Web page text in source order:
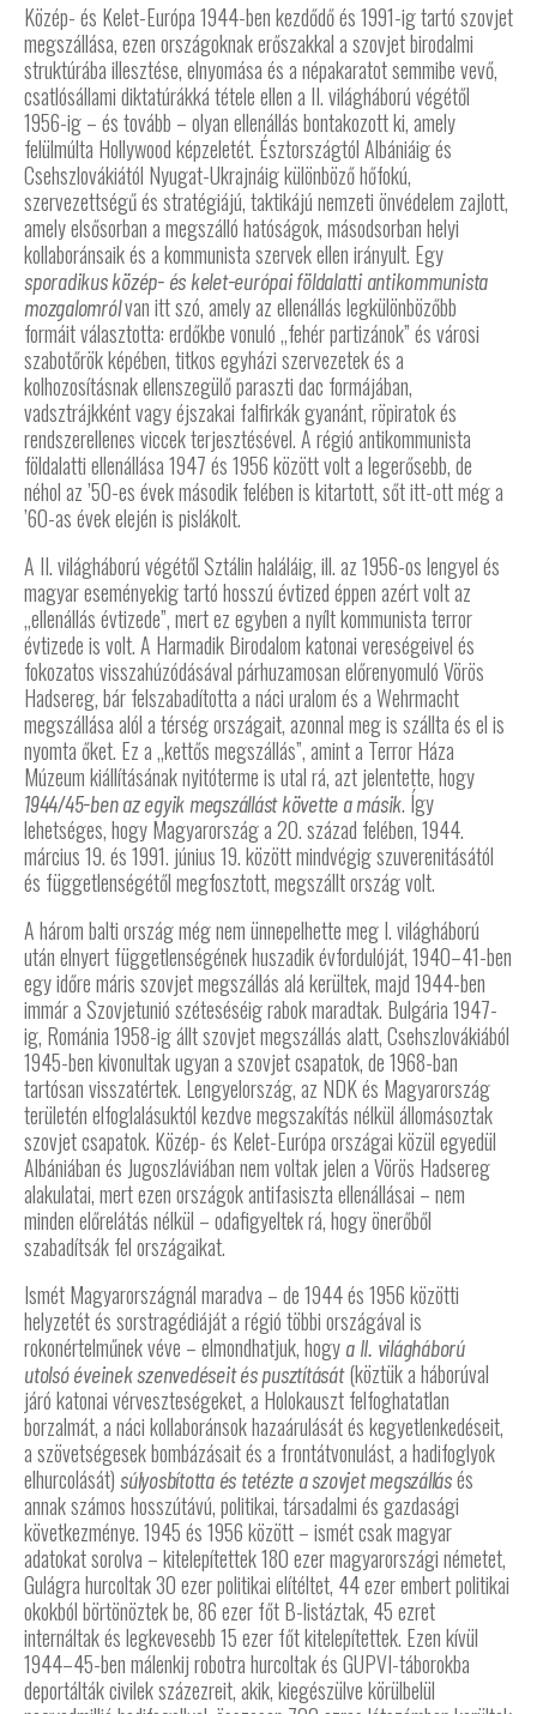
Közép- és Kelet-Európa 1944-ben kezdődő és 1991-ig tartó szovjet
megszállása, ezen országoknak erőszakkal a szovjet birodalmi
struktúrába illesztése, elnyomása és a népakaratot semmibe vevő,
csatlósállami diktatúrákká tétele ellen a II. világháború végétől
1956-ig – és tovább – olyan ellenállás bontakozott ki, amely
felülmúlta Hollywood képzeletét. Észtországtól Albániáig és
Csehszlovákiától Nyugat-Ukrajnáig különböző hőfokú,
szervezettségű és stratégiájú, taktikájú nemzeti önvédelem zajlott,
amely elsősorban a megszálló hatóságok, másodsorban helyi
kollaboránsaik és a kommunista szervek ellen irányult. Egy
sporadikus közép- és kelet-európai földalatti antikommunista
mozgalomrólvan itt szó, amely az ellenállás legkülönbözőbb
formáit választotta: erdőkbe vonuló „fehér partizánok” és városi
szabotőrök képében, titkos egyházi szervezetek és a
kolhozosításnak ellenszegülő paraszti dac formájában,
vadsztrájkként vagy éjszakai falfirkák gyanánt, röpiratok és
rendszerellenes viccek terjesztésével. A régió antikommunista
földalatti ellenállása 1947 és 1956 között volt a legerősebb, de
néhol az ’50-es évek második felében is kitartott, sőt itt-ott még a
’60-as évek elején is pislákolt.
A II. világháború végétől Sztálin haláláig, ill. az 1956-os lengyel és
magyar eseményekig tartó hosszú évtized éppen azért volt az
„ellenállás évtizede”, mert ez egyben a nyílt kommunista terror
évtizede is volt. A Harmadik Birodalom katonai vereségeivel és
fokozatos visszahúzódásával párhuzamosan előrenyomuló Vörös
Hadsereg, bár felszabadította a náci uralom és a Wehrmacht
megszállása alól a térség országait, azonnal meg is szállta és el is
nyomta őket. Ez a „kettős megszállás”, amint a Terror Háza
Múzeum kiállításának nyitóterme is utal rá, azt jelentette, hogy
1944/45-ben az egyik megszállást követte a másik. Így
lehetséges, hogy Magyarország a 20. század felében, 1944.
március 19. és 1991. június 19. között mindvégig szuverenitásától
és függetlenségétől megfosztott, megszállt ország volt.
A három balti ország még nem ünnepelhette meg I. világháború
után elnyert függetlenségének huszadik évfordulóját, 1940–41-ben
egy időre máris szovjet megszállás alá kerültek, majd 1944-ben
immár a Szovjetunió széteséséig rabok maradtak. Bulgária 1947-
ig, Románia 1958-ig állt szovjet megszállás alatt, Csehszlovákiából
1945-ben kivonultak ugyan a szovjet csapatok, de 1968-ban
tartósan visszatértek. Lengyelország, az NDK és Magyarország
területén elfoglalásuktól kezdve megszakítás nélkül állomásoztak
szovjet csapatok. Közép- és Kelet-Európa országai közül egyedül
Albániában és Jugoszláviában nem voltak jelen a Vörös Hadsereg
alakulatai, mert ezen országok antifasiszta ellenállásai – nem
minden előrelátás nélkül – odafigyeltek rá, hogy önerőből
szabadítsák fel országaikat.
Ismét Magyarországnál maradva – de 1944 és 1956 közötti
helyzetét és sorstragédiáját a régió többi országával is
rokonértelműnek véve – elmondhatjuk, hogy a II. világháború
utolsó éveinek szenvedéseit és pusztítását(köztük a háborúval
járó katonai vérveszteségeket, a Holokauszt felfoghatatlan
borzalmát, a náci kollaboránsok hazaárulását és kegyetlenkedéseit,
a szövetségesek bombázásait és a frontátvonulást, a hadifoglyok
elhurcolását) súlyosbította és tetézte a szovjet megszállásés
annak számos hosszútávú, politikai, társadalmi és gazdasági
következménye. 1945 és 1956 között – ismét csak magyar
adatokat sorolva – kitelepítettek 180 ezer magyarországi németet,
Gulágra hurcoltak 30 ezer politikai elítéltet, 44 ezer embert politikai
okokból börtönöztek be, 86 ezer főt B-listáztak, 45 ezret
internáltak és legkevesebb 15 ezer főt kitelepítettek. Ezen kívül
1944–45-ben málenkij robotra hurcoltak és GUPVI-táborokba
deportálták civilek százezreit, akik, kiegészülve körülbelül